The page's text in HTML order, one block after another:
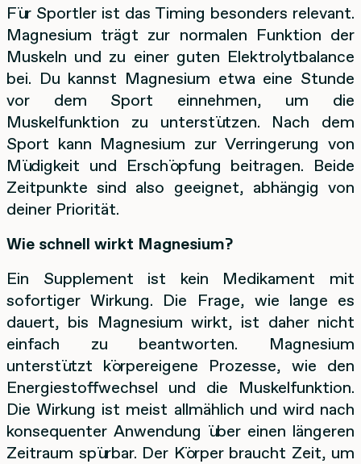
Für Sportler ist das Timing besonders relevant.
Magnesium trägt zur normalen Funktion der
Muskeln und zu einer guten Elektrolytbalance
bei. Du kannst Magnesium etwa eine Stunde
vor dem Sport einnehmen, um die
Muskelfunktion zu unterstützen. Nach dem
Sport kann Magnesium zur Verringerung von
Müdigkeit und Erschöpfung beitragen. Beide
Zeitpunkte sind also geeignet, abhängig von
deiner Priorität.
Wie schnell wirkt Magnesium?
Ein Supplement ist kein Medikament mit
sofortiger Wirkung. Die Frage, wie lange es
dauert, bis Magnesium wirkt, ist daher nicht
einfach zu beantworten. Magnesium
unterstützt körpereigene Prozesse, wie den
Energiestoffwechsel und die Muskelfunktion.
Die Wirkung ist meist allmählich und wird nach
konsequenter Anwendung über einen längeren
Zeitraum spürbar. Der Körper braucht Zeit, um